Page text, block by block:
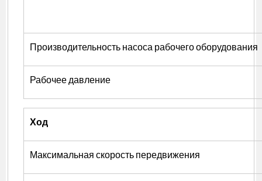
Производительность насоса рабочего оборудования
Рабочее давление
Ход
Максимальная скорость передвижения